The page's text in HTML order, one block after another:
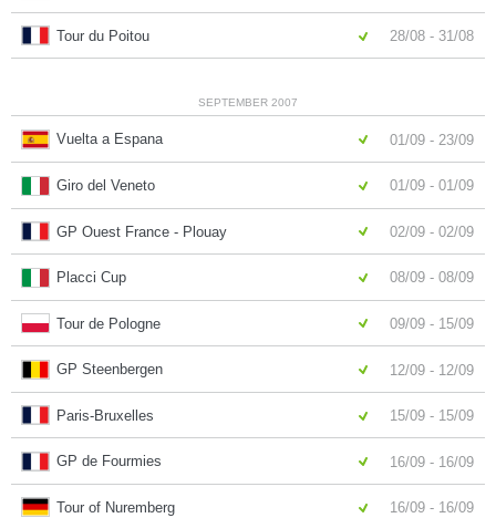
Tour du Poitou 28/08 - 31/08
SEPTEMBER 2007
Vuelta a Espana 01/09 - 23/09
Giro del Veneto 01/09 - 01/09
GP Ouest France - Plouay 02/09 - 02/09
Placci Cup 08/09 - 08/09
Tour de Pologne 09/09 - 15/09
GP Steenbergen 12/09 - 12/09
Paris-Bruxelles 15/09 - 15/09
GP de Fourmies 16/09 - 16/09
Tour of Nuremberg 16/09 - 16/09